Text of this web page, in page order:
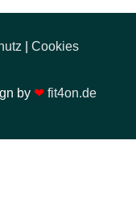
by ❤ fit4on.de
Cookies